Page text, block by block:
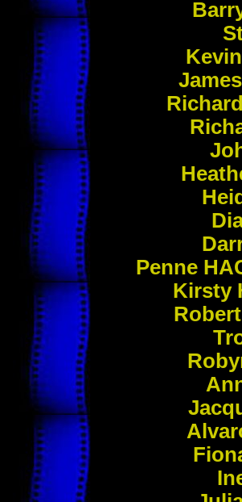
Kevin
James
Richard
Penne
Kirsty
Robert